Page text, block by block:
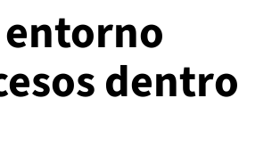
entorno
dentro